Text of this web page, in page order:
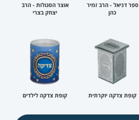
ספר דניאל - הרב זמיר
כהן
אוצר הסגולות - הרב
יצחק בצרי
קופת צדקה יוקרתית קופת צדקה לילדים